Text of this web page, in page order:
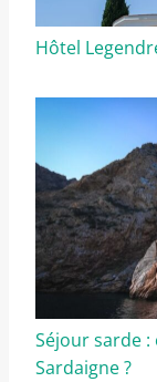
Hôtel
Séjour sarde
Sardaigne ?